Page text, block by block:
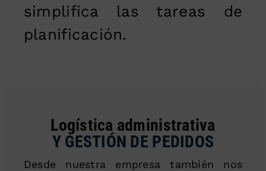
simplifica las tareas de
planificación.
Logística administrativa
Y GESTIÓN DE PEDIDOS
Desde nuestra empresa también nos